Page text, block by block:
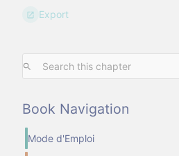
Export
Book Navigation
Mode d'Emploi